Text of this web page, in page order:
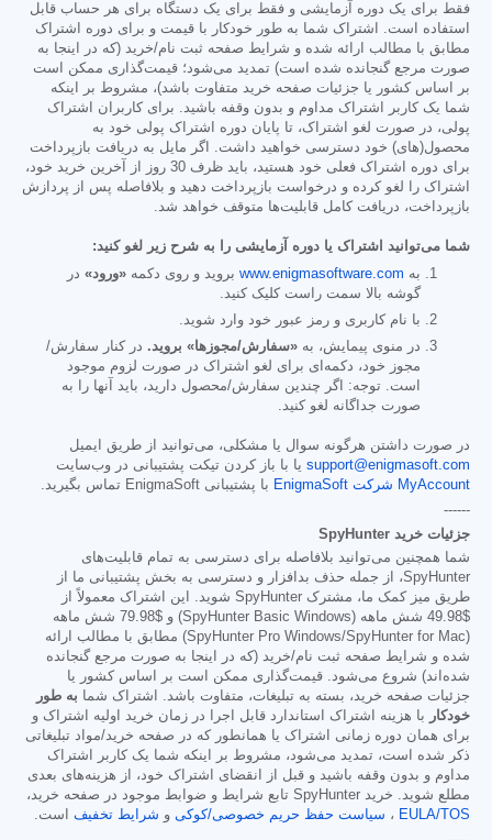
فقط برای یک دوره آزمایشی و فقط برای یک دستگاه برای هر حساب قابل
استفاده است. اشتراک شما به طور خودکار با قیمت و برای دوره اشتراک
مطابق با مطالب ارائه شده و شرایط صفحه ثبت نام/خرید (که در اینجا به
صورت مرجع گنجانده شده است) تمدید می‌شود؛ قیمت‌گذاری ممکن است
بر اساس کشور یا جزئیات صفحه خرید متفاوت باشد)، مشروط بر اینکه
شما یک کاربر اشتراک مداوم و بدون وقفه باشید. برای کاربران اشتراک
پولی، در صورت لغو اشتراک، تا پایان دوره اشتراک پولی خود به
محصول(های) خود دسترسی خواهید داشت. اگر مایل به دریافت بازپرداخت
برای دوره اشتراک فعلی خود هستید، باید ظرف 30 روز از آخرین خرید خود،
اشتراک را لغو کرده و درخواست بازپرداخت دهید و بلافاصله پس از پردازش
بازپرداخت، دریافت کامل قابلیت‌ها متوقف خواهد شد.
شما می‌توانید اشتراک یا دوره آزمایشی را به شرح زیر لغو کنید:
به www.enigmasoftware.com بروید و روی دکمه «ورود» در
گوشه بالا سمت راست کلیک کنید.
با نام کاربری و رمز عبور خود وارد شوید.
در منوی پیمایش، به «سفارش/مجوزها» بروید. در کنار سفارش/
مجوز خود، دکمه‌ای برای لغو اشتراک در صورت لزوم موجود
است. توجه: اگر چندین سفارش/محصول دارید، باید آنها را به
صورت جداگانه لغو کنید.
در صورت داشتن هرگونه سوال یا مشکلی، می‌توانید از طریق ایمیل
support@enigmasoft.com یا با باز کردن تیکت پشتیبانی در وب‌سایت
MyAccount شرکت EnigmaSoft
با پشتیبانی EnigmaSoft تماس بگیرید.
------
جزئیات خرید SpyHunter
شما همچنین می‌توانید بلافاصله برای دسترسی به تمام قابلیت‌های
SpyHunter، از جمله حذف بدافزار و دسترسی به بخش پشتیبانی ما از
طریق میز کمک ما، مشترک SpyHunter شوید. این اشتراک معمولاً از
$49.98
شش ماهه (SpyHunter Basic Windows) و $79.98
شش ماهه
(SpyHunter Pro Windows/SpyHunter for Mac) مطابق با مطالب ارائه
شده و شرایط صفحه ثبت نام/خرید (که در اینجا به صورت مرجع گنجانده
شده‌اند) شروع می‌شود. قیمت‌گذاری ممکن است بر اساس کشور یا
جزئیات صفحه خرید، بسته به تبلیغات، متفاوت باشد. اشتراک شما به طور
خودکار
با هزینه اشتراک استاندارد قابل اجرا در زمان خرید اولیه اشتراک و
برای همان دوره زمانی اشتراک یا همانطور که در صفحه خرید/مواد تبلیغاتی
ذکر شده است، تمدید می‌شود، مشروط بر اینکه شما یک کاربر اشتراک
مداوم و بدون وقفه باشید و قبل از انقضای اشتراک خود، از هزینه‌های بعدی
مطلع شوید. خرید SpyHunter تابع شرایط و ضوابط موجود در صفحه خرید،
EULA/TOS ، سیاست حفظ حریم خصوصی/کوکی و شرایط تخفیف است.